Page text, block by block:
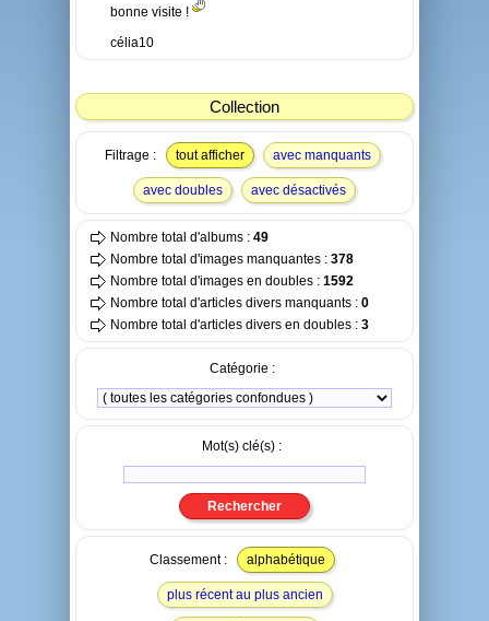
bonne visite !
célia10
Collection
Filtrage : tout afficher avec manquants
avec doubles avec désactivés
Nombre total d'albums : 49
Nombre total d'images manquantes : 378
Nombre total d'images en doubles : 1592
Nombre total d'articles divers manquants : 0
Nombre total d'articles divers en doubles : 3
Catégorie :
Mot(s) clé(s) :
Classement : alphabétique
plus récent au plus ancien